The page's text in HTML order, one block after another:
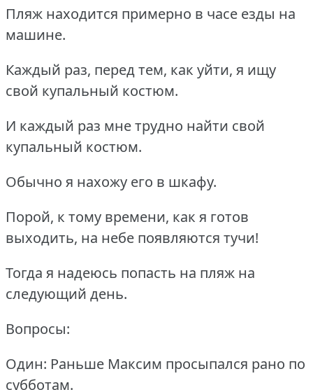
Пляж находится примерно в часе езды на
машине.
Каждый раз, перед тем, как уйти, я ищу
свой купальный костюм.
И каждый раз мне трудно найти свой
купальный костюм.
Обычно я нахожу его в шкафу.
Порой, к тому времени, как я готов
выходить, на небе появляются тучи!
Тогда я надеюсь попасть на пляж на
следующий день.
Вопросы:
Один: Раньше Максим просыпался рано по
субботам.